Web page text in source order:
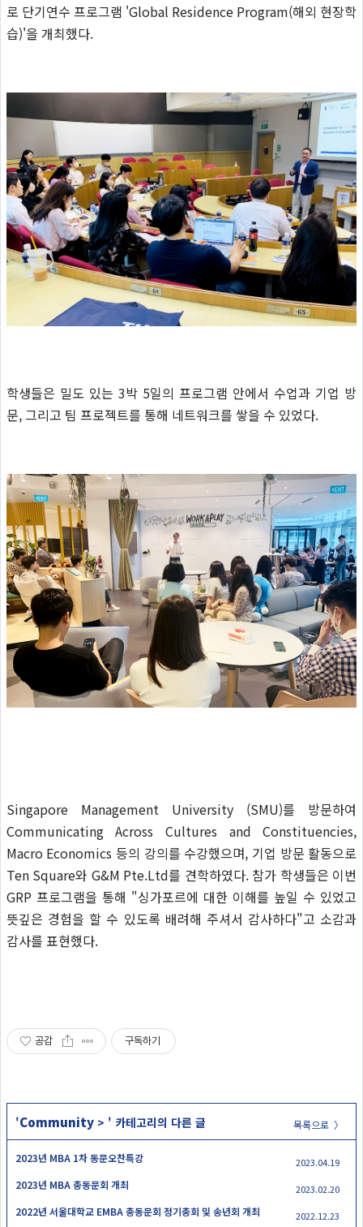
로 단기연수 프로그램 'Global Residence Program(해외 현장학
습)'을 개최했다.
학생들은 밀도 있는 3박 5일의 프로그램 안에서 수업과 기업 방
문, 그리고 팀 프로젝트를 통해 네트워크를 쌓을 수 있었다.
Singapore Management University (SMU)를 방문하여
Communicating Across Cultures and Constituencies,
Macro Economics 등의 강의를 수강했으며, 기업 방문 활동으로
Ten Square와 G&M Pte.Ltd를 견학하였다. 참가 학생들은 이번
GRP 프로그램을 통해 "싱가포르에 대한 이해를 높일 수 있었고
뜻깊은 경험을 할 수 있도록 배려해 주셔서 감사하다"고 소감과
감사를 표현했다.
공감 구독하기
목록으로 〉
'Community> ' 카테고리의 다른 글
2023년 MBA 1차 동문오찬특강 2023.04.19
2023년 MBA 총동문회 개최 2023.02.20
2022년 서울대학교 EMBA 총동문회 정기총회 및 송년회 개최 2022.12.23